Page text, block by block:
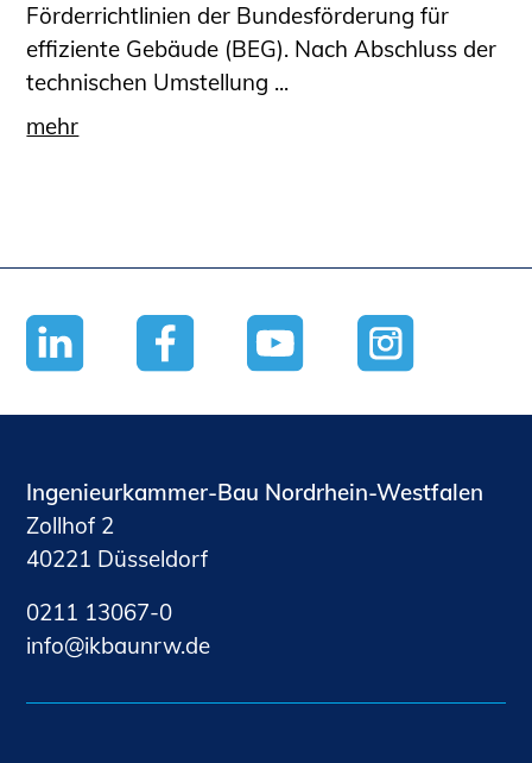
Förderrichtlinien der Bundesförderung für
effiziente Gebäude (BEG). Nach Abschluss der
technischen Umstellung ...
mehr
Ingenieurkammer-Bau Nordrhein-Westfalen
Zollhof 2
40221 Düsseldorf
0211 13067-0
nf
kb nrwd